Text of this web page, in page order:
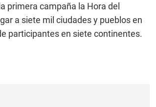
primera campaña la Hora del
a siete mil ciudades y pueblos en
participantes en siete continentes.